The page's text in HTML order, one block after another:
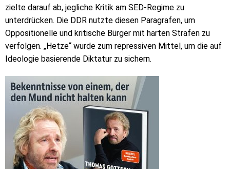
zielte darauf ab, jegliche Kritik am SED-Regime zu
unterdrücken. Die DDR nutzte diesen Paragrafen, um
Oppositionelle und kritische Bürger mit harten Strafen zu
verfolgen. „Hetze“ wurde zum repressiven Mittel, um die auf
Ideologie basierende Diktatur zu sichern.